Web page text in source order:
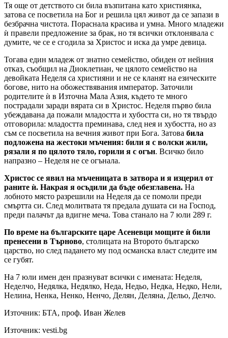
Тя още от детството си била възпитана като християнка,
затова се посветила на Бог и решила цял живот да се запази в
безбрачна чистота. Пораснала красива и умна. Много младежи
ѝ правели предложение за брак, но тя всички отклонявала с
думите, че се е сгодила за Христос и иска да умре девица.
Тогава един младеж от знатно семейство, обиден от нейния
отказ, съобщил на Диоклетиан, че цялото семейство на
девойката Неделя са християни и не се кланят на езическите
богове, нито на обожествявания император. Заточили
родителите ѝ в Източна Мала Азия, където те много
пострадали заради вярата си в Христос. Неделя първо била
убеждавана да пожали младостта и хубостта си, но тя твърдо
отговорила: младостта преминава, след нея и хубостта, но аз
съм се посветила на вечния живот при Бога. Затова била
подложена на жестоки мъчения: били я с волски жили,
рязали я по цялото тяло, горили я с огън. Всичко било
напразно – Неделя не се огънала.
Христос се явил на мъченицата в затвора и я изцерил от
раните ѝ. Накрая я осъдили да бъде обезглавена. На
лобното място разрешили на Неделя да се помоли преди
смъртта си. След молитвата тя предала душата си на Господ,
преди палачът да вдигне меча. Това станало на 7 юли 289 г.
По време на българските царе Асеневци мощите ѝ били
пренесени в Търново, столицата на Второто българско
царство, но след падането му под османска власт следите им
се губят.
На 7 юли имен ден празнуват всички с имената: Неделя,
Неделчо, Недялка, Недялко, Неда, Недьо, Недка, Недко, Нели,
Нелина, Ненка, Ненко, Ненчо, Делян, Деляна, Дельо, Делчо.
Източник: БТА, проф. Иван Желев
Източник: vesti.bg